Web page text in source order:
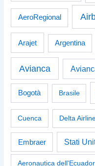
AeroRegional
Arajet Argentina
Avianca
Bogotà Brasile
Cuenca Delta
Embraer Stati
Aeronautica dell'Ecuador